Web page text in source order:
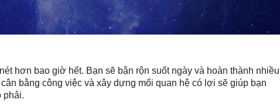
hơn bao giờ hết. Bạn sẽ bận rộn suốt ngày và hoàn thành nhiều
bằng công việc và xây dựng mối quan hệ có lợi sẽ giúp bạn
phải.